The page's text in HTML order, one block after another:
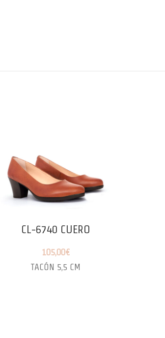
CL-6740 CUERO
105,00€
TACÓN 5,5 CM